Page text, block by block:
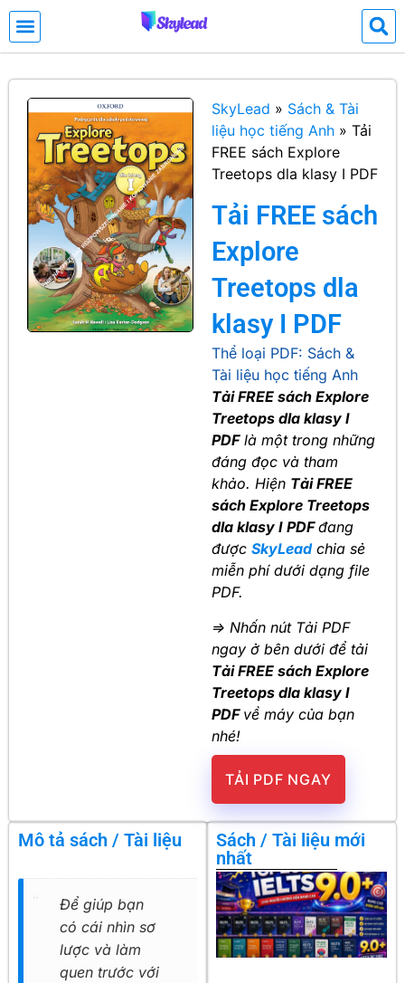
SkyLead » Sách & Tài
liệu học tiếng Anh » Tải
FREE sách Explore
Treetops dla klasy I PDF
Tải FREE sách
Explore
Treetops dla
klasy I PDF
Thể loại PDF: Sách &
Tài liệu học tiếng Anh
Tải FREE sách Explore
Treetops dla klasy I
PDFlà một trong những
đáng đọc và tham
khảo. Hiện Tải FREE
sách Explore Treetops
dla klasy I PDFđang
được SkyLeadchia sẻ
miễn phí dưới dạng file
PDF.
=> Nhấn nút Tải PDF
ngay ở bên dưới để tải
Tải FREE sách Explore
Treetops dla klasy I
PDF về máy của bạn
nhé!
TẢI PDF NGAY
Mô tả sách / Tài liệu
Để giúp bạn
có cái nhìn sơ
lược và làm
quen trước với
Sách / Tài liệu mới
nhất